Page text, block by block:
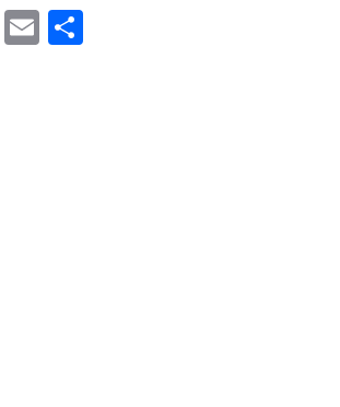
E
m
Pa